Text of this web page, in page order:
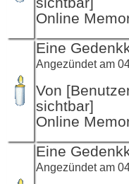
Online
Eine
Angezündet am
Von
sichtbar]
Online
Eine
Angezündet am